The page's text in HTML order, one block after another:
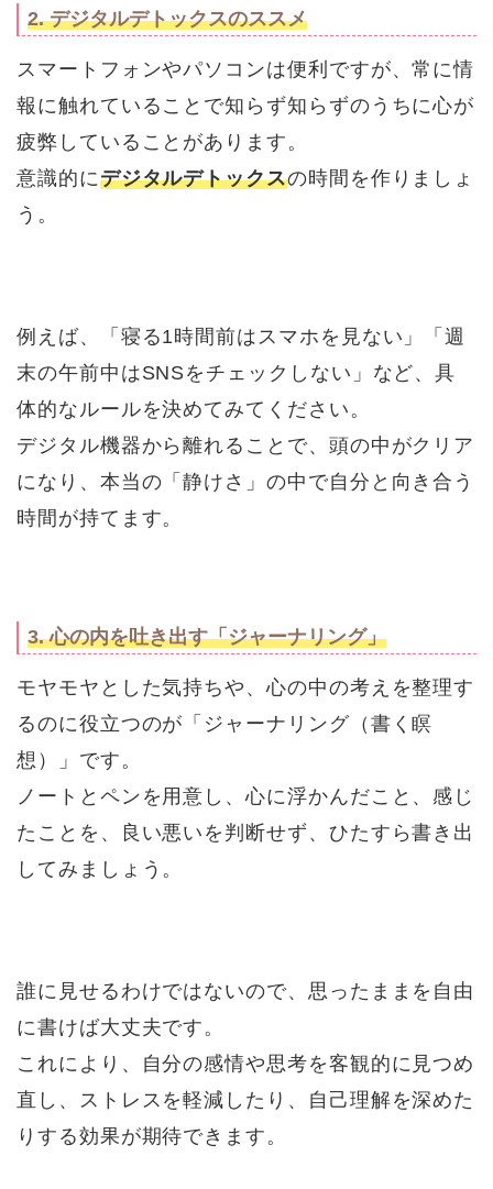
2. デジタルデトックスのススメ
スマートフォンやパソコンは便利ですが、常に情
報に触れていることで知らず知らずのうちに心が
疲弊していることがあります。
意識的にデジタルデトックスの時間を作りましょ
う。
例えば、「寝る1時間前はスマホを見ない」「週
末の午前中はSNSをチェックしない」など、具
体的なルールを決めてみてください。
デジタル機器から離れることで、頭の中がクリア
になり、本当の「静けさ」の中で自分と向き合う
時間が持てます。
3. 心の内を吐き出す「ジャーナリング」
モヤモヤとした気持ちや、心の中の考えを整理す
るのに役立つのが「ジャーナリング（書く瞑
想）」です。
ノートとペンを用意し、心に浮かんだこと、感じ
たことを、良い悪いを判断せず、ひたすら書き出
してみましょう。
誰に見せるわけではないので、思ったままを自由
に書けば大丈夫です。
これにより、自分の感情や思考を客観的に見つめ
直し、ストレスを軽減したり、自己理解を深めた
りする効果が期待できます。